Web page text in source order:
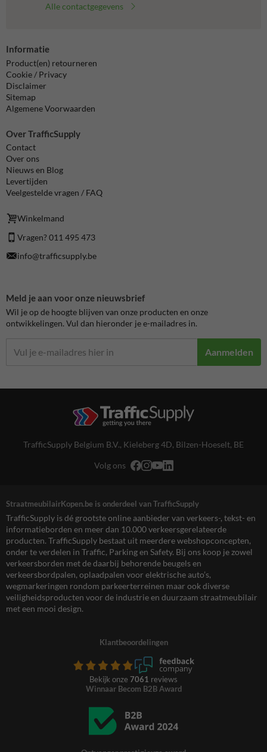
Alle contactgegevens
Informatie
Product(en) retourneren
Cookie / Privacy
Disclaimer
Sitemap
Algemene Voorwaarden
Over TrafficSupply
Contact
Over ons
Nieuws en Blog
Levertijden
Veelgestelde vragen / FAQ
Winkelmand
Vragen? 011 495 473
info@trafficsupply.be
Meld je aan voor onze nieuwsbrief
Wil je op de hoogte blijven van onze producten en onze
ontwikkelingen. Vul dan hieronder je e-mailadres in.
Aanmelden
TrafficSupply Belgium B.V., Kieleberg 4D, Bilzen-Hoeselt, BE
Volg ons
StraatmeubilairKopen.be is onderdeel van TrafficSupply
TrafficSupply is dé grootste online aanbieder van verkeers-, tekst- en
informatieborden en meer dan 10.000 verkeersgerelateerde
producten. TrafficSupply bestaat uit meerdere webshopconcepten,
onder te verdelen in Traffic, Parking en Safety. Bij ons koop je zowel
verkeersborden met de daarbij behorende beugels en
verkeersbordpalen, oplaadpalen voor elektrische auto’s,
wegmarkeringen rondom parkeerterreinen maar ook diverse
veiligheidsproducten voor de industrie en duurzaam straatmeubilair
met een mooi design.
Klantbeoordelingen
Bekijk onze 7061 reviews
Winnaar Becom B2B Award